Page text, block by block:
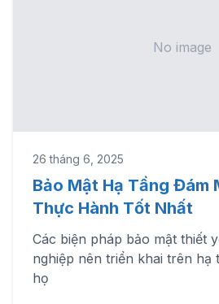
No image
26 tháng 6, 2025
Bảo Mật Hạ Tầng Đám
Thực Hành Tốt Nhất
Các biện pháp bảo mật thiết
nghiệp nên triển khai trên hạ
họ